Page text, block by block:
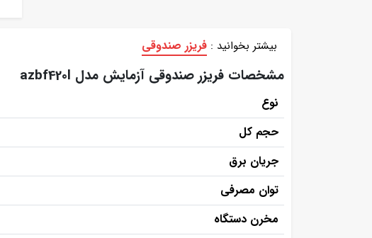
بیشتر بخوانید : فریزر صندوقی
مشخصات فریزر صندوقی آزمایش مدل azbf420l
نوع
حجم کل
جریان برق
توان مصرفی
مخرن دستگاه